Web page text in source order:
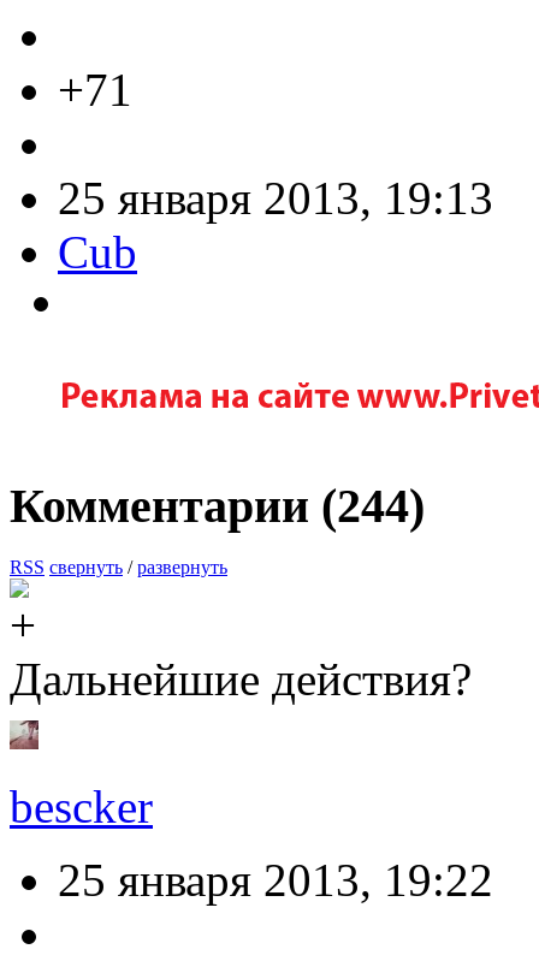
+71
25 января 2013, 19:13
Cub
Комментарии (244)
RSS свернуть /развернуть
Дальнейшие действия?
bescker
25 января 2013, 19:22